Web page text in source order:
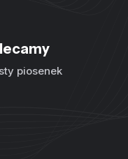
piosenek